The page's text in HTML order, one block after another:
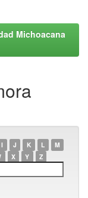
Michoacana
I J K L
M
X Y Z